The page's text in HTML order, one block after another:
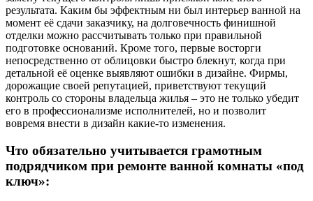
результата. Каким бы эффектным ни был интерьер ванной на
момент её сдачи заказчику, на долговечность финишной
отделки можно рассчитывать только при правильной
подготовке оснований. Кроме того, первые восторги
непосредственно от облицовки быстро блекнут, когда при
детальной её оценке выявляют ошибки в дизайне. Фирмы,
дорожащие своей репутацией, приветствуют текущий
контроль со стороны владельца жилья – это не только убедит
его в профессионализме исполнителей, но и позволит
вовремя внести в дизайн какие-то изменения.
Что обязательно учитывается грамотным
подрядчиком при ремонте ванной комнаты «под
ключ»: